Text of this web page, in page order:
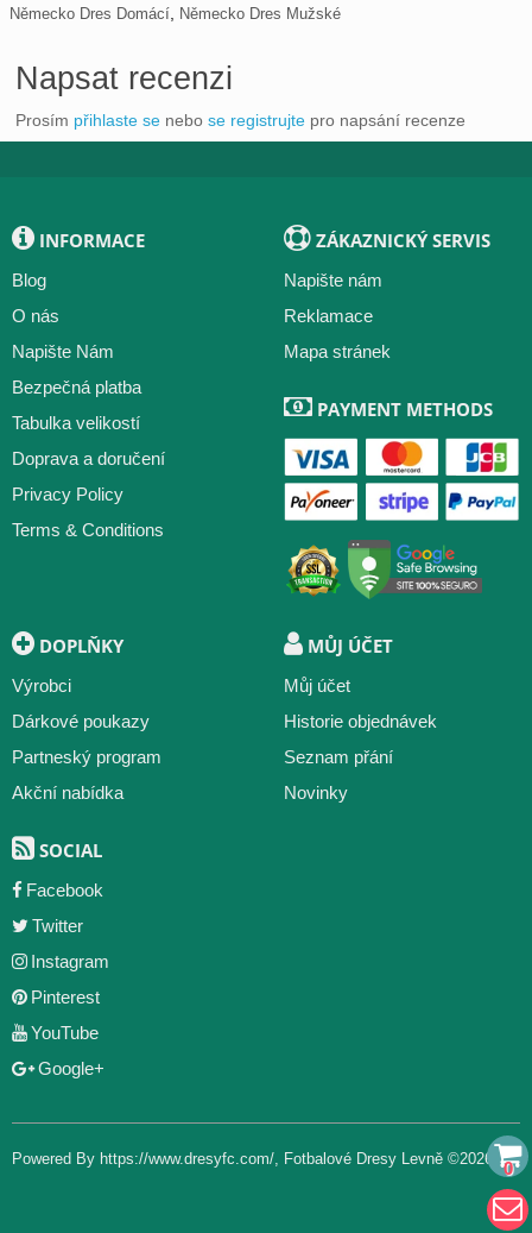
Německo Dres Domácí, Německo Dres Mužské
Napsat recenzi
Prosím přihlaste se nebo se registrujte pro napsání recenze
INFORMACE
Blog
O nás
Napište Nám
Bezpečná platba
Tabulka velikostí
Doprava a doručení
Privacy Policy
Terms & Conditions
ZÁKAZNICKÝ SERVIS
Napište nám
Reklamace
Mapa stránek
PAYMENT METHODS
DOPLŇKY
Výrobci
Dárkové poukazy
Partneský program
Akční nabídka
MŮJ ÚČET
Můj účet
Historie objednávek
Seznam přání
Novinky
SOCIAL
Facebook
Twitter
Instagram
Pinterest
YouTube
Google+
Powered By https://www.dresyfc.com/ Fotbalové Dresy Levně ©2026